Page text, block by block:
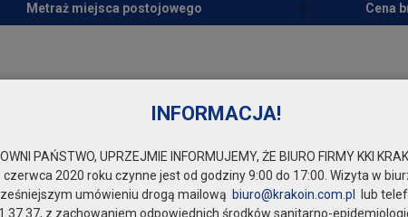
Metraż miejsca postojowego Cena
INFORMACJA!
PAŃSTWO, UPRZEJMIE INFORMUJEMY, ŻE BIURO FIRMY KKI
czerwca 2020 roku czynne jest od godziny 9:00 do 17:00. Wizyta w
umówieniu drogą mailową biuro@krakoin.com.pl lub
37 37, z zachowaniem odpowiednich środków sanitarno-